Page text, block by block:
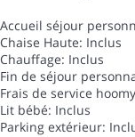
Accueil séjour
Chaise Haute: Inclus
Chauffage: Inclus
Fin de séjour
Frais de service
Lit bébé: Inclus
Parking extérieur: